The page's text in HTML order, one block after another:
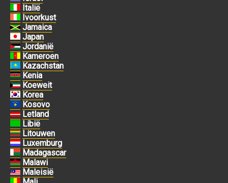
Italië
Ivoorkust
Jamaica
Japan
Jordanië
Kameroen
Kazachstan
Kenia
Koeweit
Korea
Kosovo
Letland
Libië
Litouwen
Luxemburg
Madagascar
Malawi
Maleisië